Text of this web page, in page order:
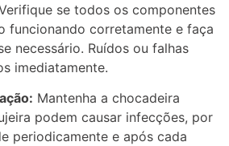
se todos os componentes
funcionando corretamente e faça
necessário. Ruídos ou falhas
imediatamente.
Mantenha a chocadeira
podem causar infecções, por
periodicamente e após cada